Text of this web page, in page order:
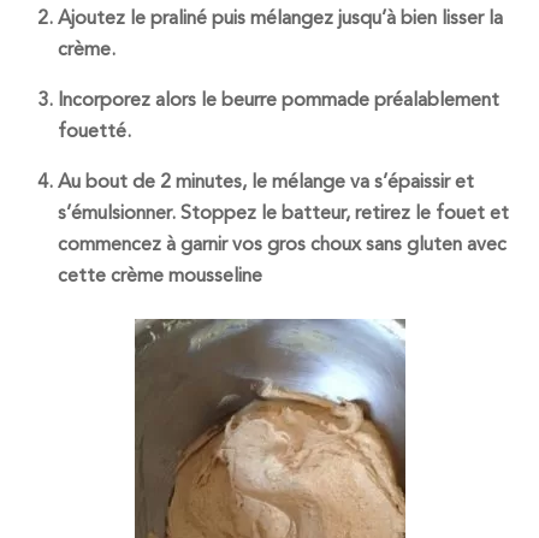
Ajoutez le praliné puis mélangez jusqu’à bien lisser la
crème.
Incorporez alors le beurre pommade préalablement
fouetté.
Au bout de 2 minutes, le mélange va s’épaissir et
s’émulsionner. Stoppez le batteur, retirez le fouet et
commencez à garnir vos gros choux sans gluten avec
cette crème mousseline